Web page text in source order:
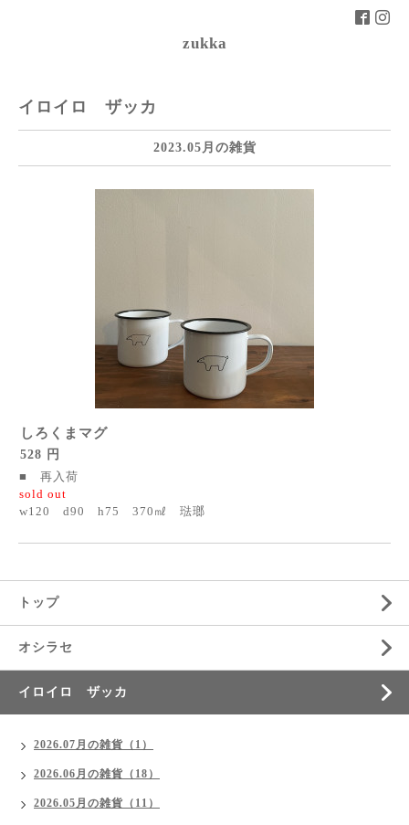
zukka
イロイロ ザッカ
2023.05月の雑貨
しろくまマグ
528 円
■ 再入荷
sold out
w120 d90 h75 370㎖ 琺瑯
トップ
オシラセ
イロイロ ザッカ
2026.07月の雑貨（1）
2026.06月の雑貨（18）
2026.05月の雑貨（11）